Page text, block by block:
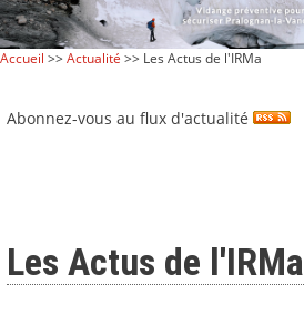
Accueil >>Actualité >> Les Actus de l'IRMa
Abonnez-vous au flux d'actualité
Les Actus de l'IRMa